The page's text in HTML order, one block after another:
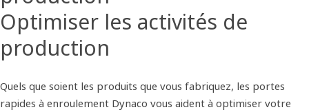
Optimiser les activités de
production
Quels que soient les produits que vous fabriquez, les portes
rapides à enroulement Dynaco vous aident à optimiser votre